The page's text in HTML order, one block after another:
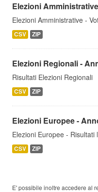
Elezioni
Elezioni Amministrative -
CSV ZIP
Elezioni Regionali -
Risultati Elezioni Regionali
CSV ZIP
Elezioni Europee -
Elezioni Europee -
CSV ZIP
E' possibile inoltre accedere al